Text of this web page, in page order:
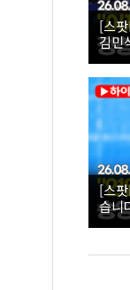
[스
김민
당대
[스팟Live] “정청래
습니
더불